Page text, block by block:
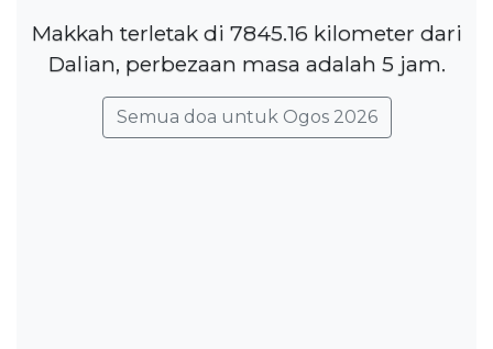
Makkah terletak di 7845.16 kilometer dari
Dalian, perbezaan masa adalah 5 jam.
Semua doa untuk Ogos 2026